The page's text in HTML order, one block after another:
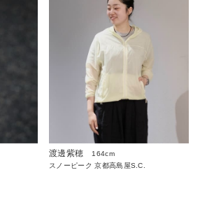
渡邊紫穂
164cm
スノーピーク 京都高島屋S.C.